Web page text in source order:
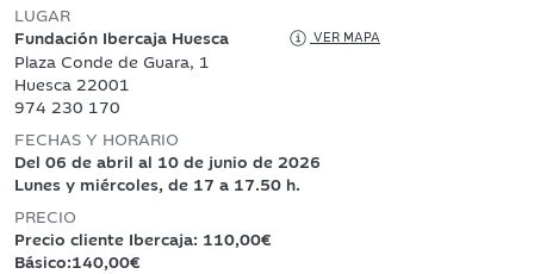
LUGAR
Fundación Ibercaja Huesca
VER MAPA
Plaza Conde de Guara, 1
Huesca 22001
974 230 170
FECHAS Y HORARIO
Del 06 de abril al 10 de junio de 2026
Lunes y miércoles, de 17 a 17.50 h.
PRECIO
Precio cliente Ibercaja: 110,00€
Básico:140,00€